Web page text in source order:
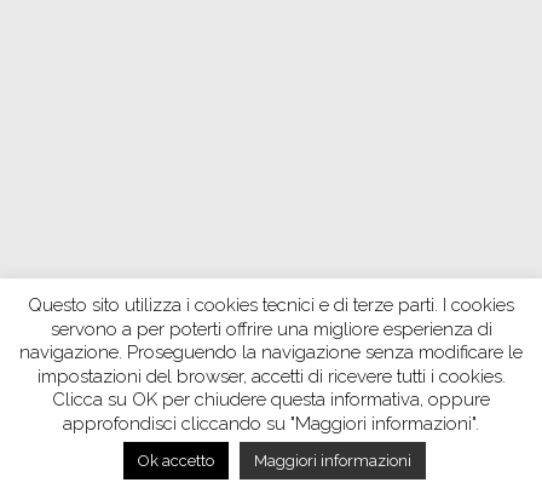
Questo sito utilizza i cookies tecnici e di terze parti. I cookies
servono a per poterti offrire una migliore esperienza di
navigazione. Proseguendo la navigazione senza modificare le
impostazioni del browser, accetti di ricevere tutti i cookies.
Clicca su OK per chiudere questa informativa, oppure
approfondisci cliccando su "Maggiori informazioni".
Ok accetto Maggiori informazioni